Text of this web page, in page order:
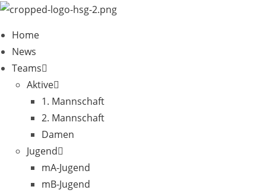
Zum
springen
Home
News
Teams
Aktive
1. Mannschaft
2. Mannschaft
Damen
Jugend
mA-Jugend
mB-Jugend